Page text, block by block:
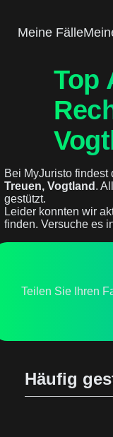
Meine Fälle
Top
Bei MyJuristo
Treuen, Vogtland .
gestützt.
Leider konnten wir
finden. Versuche es
Teilen Sie Ihren
Häufig